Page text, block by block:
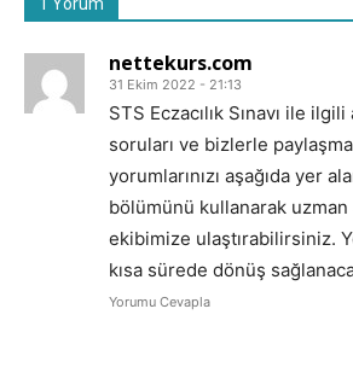
nettekurs.com
31 Ekim 2022 - 21:13
STS Eczacılık Sınavı ile
soruları ve bizlerle
yorumlarınızı aşağıda yer
bölümünü kullanarak
ekibimize ulaştırabilirsiniz.
kısa sürede dönüş
Yorumu Cevapla